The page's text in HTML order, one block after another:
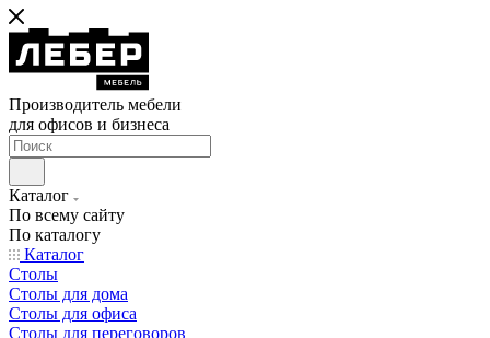
Производитель мебели
для офисов и бизнеса
Каталог
По всему сайту
По каталогу
Каталог
Столы
Столы для дома
Столы для офиса
Столы для переговоров